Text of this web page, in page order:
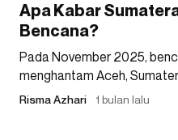
Apa Kabar
Bencana?
Pada November 2025,
menghantam Aceh,
Risma Azhari 1 bulan lalu